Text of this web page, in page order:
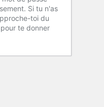
Si tu n'as
toi du
te donner